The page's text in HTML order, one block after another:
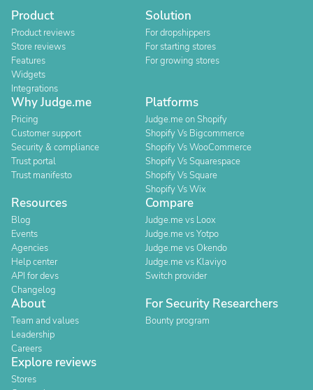
Product
Product reviews
Store reviews
Features
Widgets
Integrations
Solution
For dropshippers
For starting stores
For growing stores
Why Judge.me
Pricing
Customer support
Security & compliance
Trust portal
Trust manifesto
Platforms
Judge.me on Shopify
Shopify Vs Bigcommerce
Shopify Vs WooCommerce
Shopify Vs Squarespace
Shopify Vs Square
Shopify Vs Wix
Resources
Blog
Events
Agencies
Help center
API for devs
Changelog
Compare
Judge.me vs Loox
Judge.me vs Yotpo
Judge.me vs Okendo
Judge.me vs Klaviyo
Switch provider
About
Team and values
Leadership
Careers
For Security Researchers
Bounty program
Explore reviews
Stores